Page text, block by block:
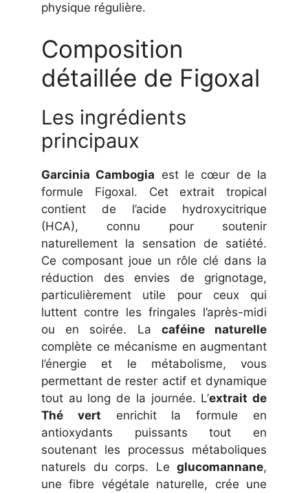
physique régulière.
Composition
détaillée de Figoxal
Les ingrédients
principaux
Garcinia Cambogia est le cœur de la
formule Figoxal. Cet extrait tropical
contient de l’acide hydroxycitrique
(HCA), connu pour soutenir
naturellement la sensation de satiété.
Ce composant joue un rôle clé dans la
réduction des envies de grignotage,
particulièrement utile pour ceux qui
luttent contre les fringales l’après-midi
ou en soirée. La caféine naturelle
complète ce mécanisme en augmentant
l’énergie et le métabolisme, vous
permettant de rester actif et dynamique
tout au long de la journée. L’extrait de
Thé vert enrichit la formule en
antioxydants puissants tout en
soutenant les processus métaboliques
naturels du corps. Le glucomannane,
une fibre végétale naturelle, crée une